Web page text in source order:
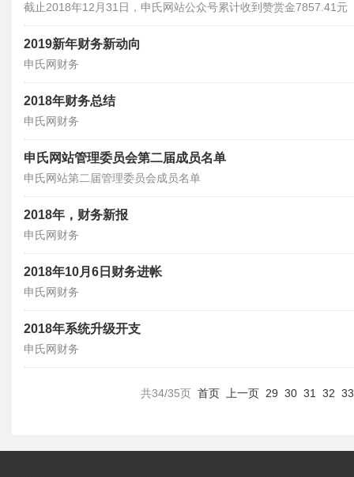
截止2018年12月31日，申氏网站公众号累计收到赞赏金7857.41元
分），现转入网站财务基金。
2019新年财务新动向
申氏网财务
2018年财务总结
申氏网财务
申氏网站管理委员会第二届成员名单
申氏网站第二届管理委员会成员名单
2018年，财务新报
申氏网财务
2018年10月6日财务进帐
申氏网财务
2018年系统升级开支
申氏网财务
共34/35页 首页 上一页 29 30 31 32 33